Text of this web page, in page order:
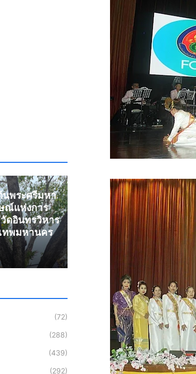
นพระศรีมหา
ณ์แห่งการ
ดอินทรวิหาร
ทพมหานคร
(72)
(288)
(439)
(292)